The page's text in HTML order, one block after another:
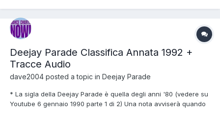
Deejay Parade Classifica Annata 1992 +
Tracce Audio
dave2004 posted a topic in Deejay Parade
* La sigla della Deejay Parade è quella degli anni '80 (vedere su
Youtube 6 gennaio 1990 parte 1 di 2) Una nota avviserà quando